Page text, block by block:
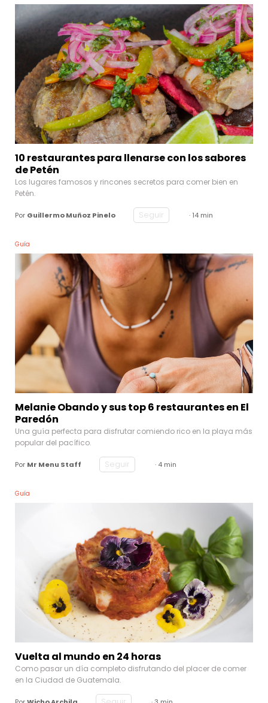
10 restaurantes para llenarse con los sabores
de Petén
Los lugares famosos y rincones secretos para comer bien en
Petén.
Por Guillermo Muñoz Pinelo Seguir · 14 min
Guía
Melanie Obando y sus top 6 restaurantes en El
Paredón
Una guía perfecta para disfrutar comiendo rico en la playa más
popular del pacífico.
Por Mr Menu Staff Seguir · 4 min
Guía
Vuelta al mundo en 24 horas
Como pasar un día completo disfrutando del placer de comer
en la Ciudad de Guatemala.